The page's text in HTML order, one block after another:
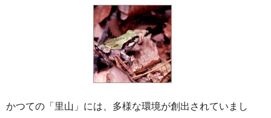
かつての「里山」には、多様な環境が創出されていまし